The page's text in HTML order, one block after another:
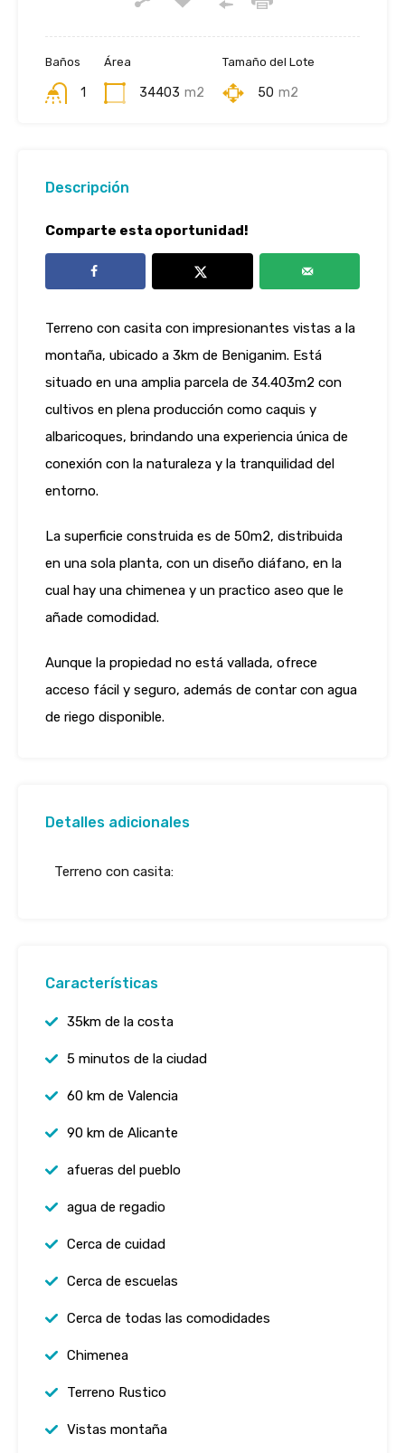
Baños
1
Área
34403 m2
Tamaño del Lote
50 m2
Descripción
Comparte esta oportunidad!
Terreno con casita con impresionantes vistas a la
montaña, ubicado a 3km de Beniganim. Está
situado en una amplia parcela de 34.403m2 con
cultivos en plena producción como caquis y
albaricoques, brindando una experiencia única de
conexión con la naturaleza y la tranquilidad del
entorno.
La superficie construida es de 50m2, distribuida
en una sola planta, con un diseño diáfano, en la
cual hay una chimenea y un practico aseo que le
añade comodidad.
Aunque la propiedad no está vallada, ofrece
acceso fácil y seguro, además de contar con agua
de riego disponible.
Detalles adicionales
Terreno con casita:
Características
35km de la costa
5 minutos de la ciudad
60 km de Valencia
90 km de Alicante
afueras del pueblo
agua de regadio
Cerca de cuidad
Cerca de escuelas
Cerca de todas las comodidades
Chimenea
Terreno Rustico
Vistas montaña